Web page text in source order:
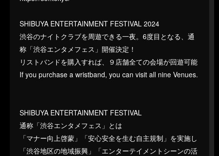
SHIBUYA ENTERTAINMENT FESTIVAL 2024
渋谷のナイトクラブを周遊できる一夜。6度目となる、通
称「渋谷エンタメフェス」開催決定！
リストバンドを購入すれば、９店舗全ての会場が回遊可能
If you purchase a wristband, you can visit all nine Venues.
SHIBUYA ENTERTAINMENT FESTIVAL
通称「渋谷エンタメフェス」とは
「マナー向上啓蒙」「安心安全を生む自主規制」を実施し
「渋谷地区の地域振興」「エンターテイメントシーンの活